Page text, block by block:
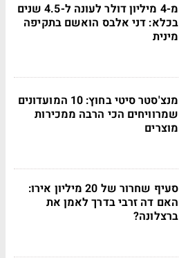
מ-4 מיליון דולר לעונה ל-4.5 שנים
בכלא: דני אלבס הואשם בתקיפה
מינית
מנצ'סטר סיטי בחוץ: 10 המועדונים
שמרוויחים הכי הרבה ממכירות
מוצרים
סעיף שחרור של 20 מיליון אירו:
האם דה זרבי בדרך לאמן את
ברצלונה?